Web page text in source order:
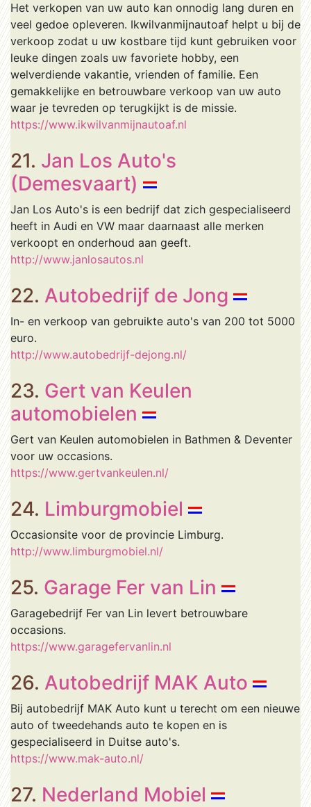
Het verkopen van uw auto kan onnodig lang duren en
veel gedoe opleveren. Ikwilvanmijnautoaf helpt u bij de
verkoop zodat u uw kostbare tijd kunt gebruiken voor
leuke dingen zoals uw favoriete hobby, een
welverdiende vakantie, vrienden of familie. Een
gemakkelijke en betrouwbare verkoop van uw auto
waar je tevreden op terugkijkt is de missie.
https://www.ikwilvanmijnautoaf.nl
21. Jan Los Auto's
(Demesvaart)
Jan Los Auto's is een bedrijf dat zich gespecialiseerd
heeft in Audi en VW maar daarnaast alle merken
verkoopt en onderhoud aan geeft.
http://www.janlosautos.nl
22. Autobedrijf de Jong
In- en verkoop van gebruikte auto's van 200 tot 5000
euro.
http://www.autobedrijf-dejong.nl/
23. Gert van Keulen
automobielen
Gert van Keulen automobielen in Bathmen & Deventer
voor uw occasions.
https://www.gertvankeulen.nl/
24. Limburgmobiel
Occasionsite voor de provincie Limburg.
http://www.limburgmobiel.nl/
25. Garage Fer van Lin
Garagebedrijf Fer van Lin levert betrouwbare
occasions.
https://www.garagefervanlin.nl
26. Autobedrijf MAK Auto
Bij autobedrijf MAK Auto kunt u terecht om een nieuwe
auto of tweedehands auto te kopen en is
gespecialiseerd in Duitse auto's.
https://www.mak-auto.nl/
27. Nederland Mobiel